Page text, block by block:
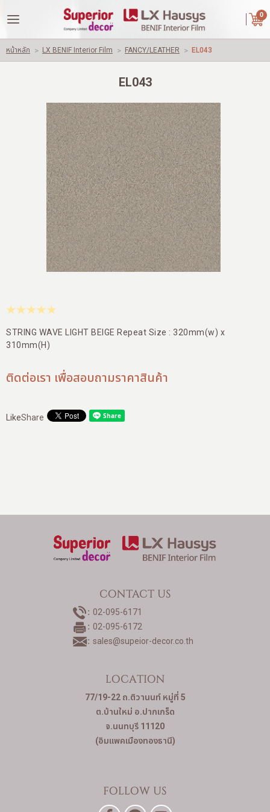
ไทย English
LOGIN REGISTER
หน้าหลัก
เกี่ยวกับเรา
คู่ค้าของเรา
ผลงานของเรา
ปัญหาใช้วัสดุทั่วไปอื่นๆ
ติดต่อเรา
บัญชีผู้ใช้
0
หน้าหลัก > LX BENIF Interior Film > FANCY/LEATHER > EL043
EL043
STRING WAVE LIGHT BEIGE Repeat Size : 320mm(w) x
310mm(H)
ติดต่อเรา เพื่อสอบถามราคาสินค้า
LikeShare
CONTACT US
02-095-6171
02-095-6172
sales@supeior-decor.co.th
LOCATION
77/19-22 ถ.ติวานนท์ หมู่ที่ 5
ต.บ้านใหม่ อ.ปากเกร็ด
จ.นนทบุรี 11120
(อิมแพคเมืองทองธานี)
FOLLOW US